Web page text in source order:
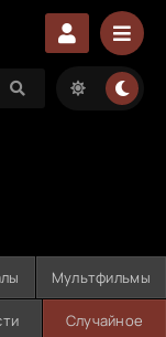
Мультфильмы
Случайное